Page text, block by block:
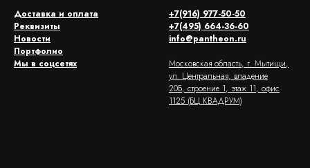
Доставка и оплата
Реквизиты
Новости
Портфолио
Мы в соцсетях
+7(916) 977-50-50
+7(495) 664-36-60
info@pantheon.ru
Московская область, г. Мытищи,
ул. Центральная, владение
20Б, строение 1, этаж 11, офис
1125 (БЦ КВАДРУМ)